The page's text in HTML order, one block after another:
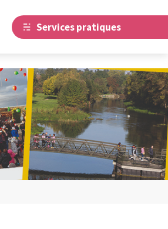
Services pratiques